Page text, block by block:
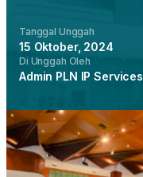
Tanggal Unggah
15 Oktober, 2024
Di Unggah Oleh
Admin PLN IP Services